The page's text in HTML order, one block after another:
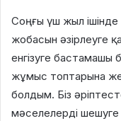
Соңғы үш жыл
жобасын әзірлеуге
енгізуге
жұмыс топтарына
болдым. Біз
мәселелерді